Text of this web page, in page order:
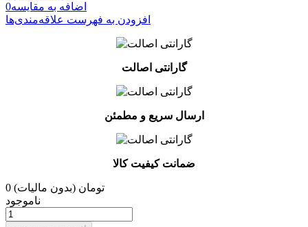
اضافه به مقایسه0
افزودن به فهرست علاقه‌مندی‌ها
گارانتی اصالت
ارسال سریع و مطمئن
ضمانت کیفیت کالا
0 تومان (بدون مالیات)
ناموجود